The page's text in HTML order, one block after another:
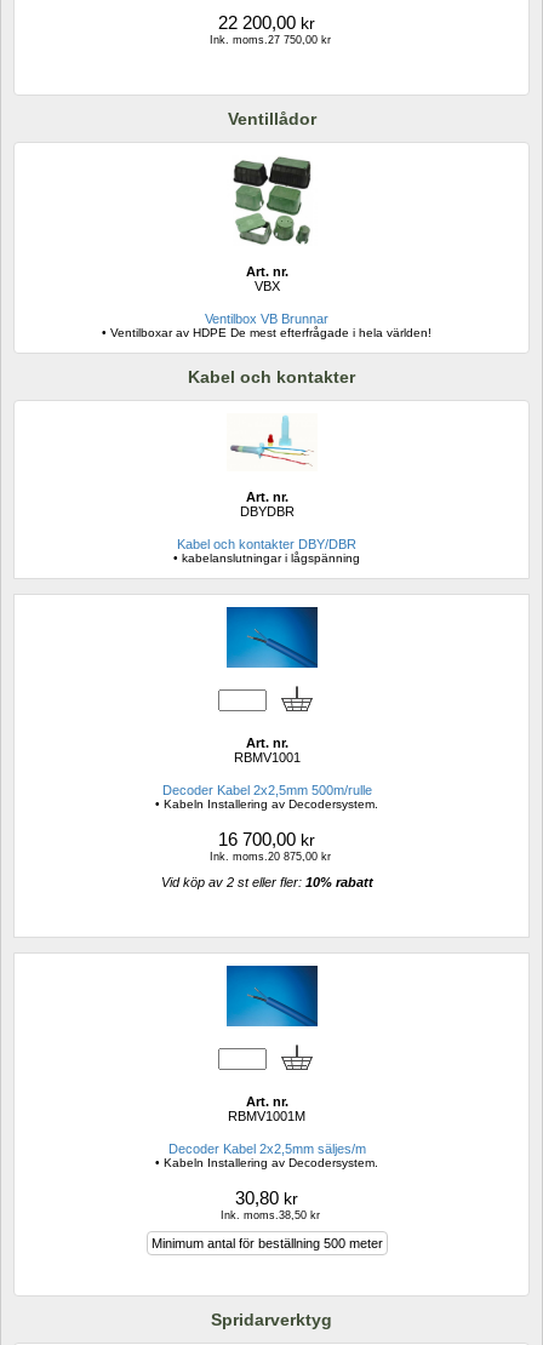
22 200,00 kr
Ink. moms.27 750,00 kr
Ventillådor
Art. nr.
VBX
Ventilbox VB Brunnar
• Ventilboxar av HDPE De mest efterfrågade i hela världen!
Kabel och kontakter
Art. nr.
DBYDBR
Kabel och kontakter DBY/DBR
• kabelanslutningar i lågspänning
Art. nr.
RBMV1001
Decoder Kabel 2x2,5mm 500m/rulle
• Kabeln Installering av Decodersystem.
16 700,00 kr
Ink. moms.20 875,00 kr
Vid köp av 2 st eller fler: 10% rabatt
Art. nr.
RBMV1001M
Decoder Kabel 2x2,5mm säljes/m
• Kabeln Installering av Decodersystem.
30,80 kr
Ink. moms.38,50 kr
Minimum antal för beställning 500 meter
Spridarverktyg